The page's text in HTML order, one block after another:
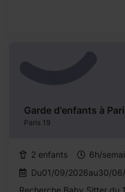
Garde d'enfants à
Paris 19
2 enfants
6h/
Du01/09/2026au30/
Recherche Baby Sitter du